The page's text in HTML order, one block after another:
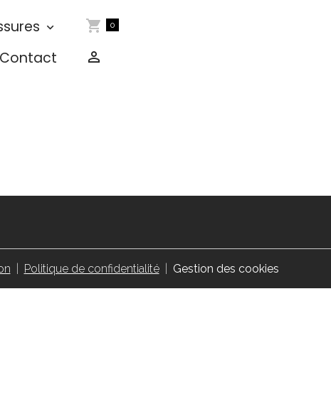
Contact
0
Politique de confidentialité Gestion des cookies